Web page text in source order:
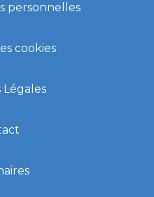
personnelles
cookies